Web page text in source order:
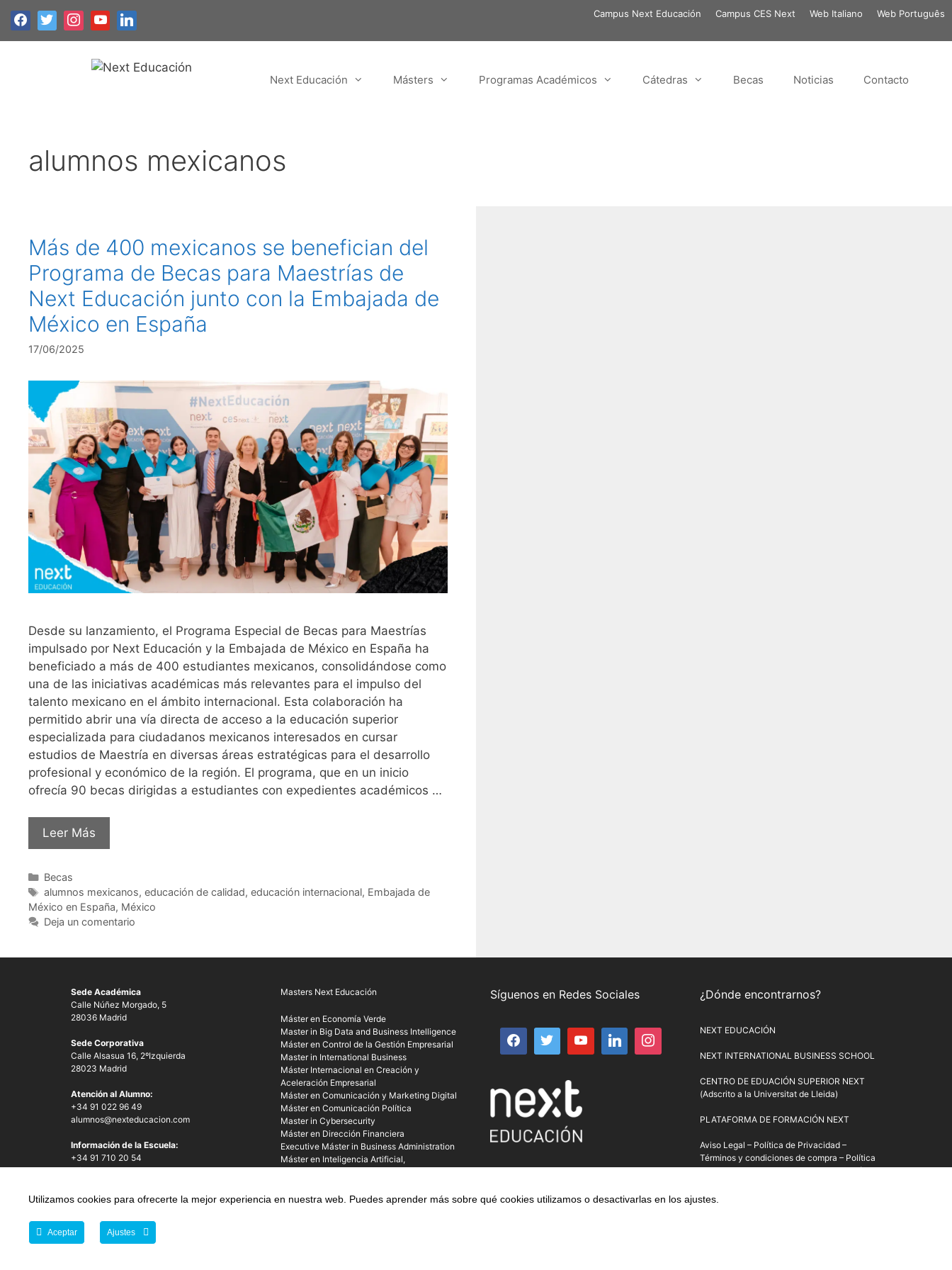
Campus Next Educación Campus CES Next Web Italiano Web Português
Next Educación Másters Programas Académicos Cátedras Becas Noticias Contacto
alumnos mexicanos
Más de 400 mexicanos se benefician del
Programa de Becas para Maestrías de
Next Educación junto con la Embajada de
México en España
17/06/2025
Desde su lanzamiento, el Programa Especial de Becas para Maestrías
impulsado por Next Educación y la Embajada de México en España ha
beneficiado a más de 400 estudiantes mexicanos, consolidándose como
una de las iniciativas académicas más relevantes para el impulso del
talento mexicano en el ámbito internacional. Esta colaboración ha
permitido abrir una vía directa de acceso a la educación superior
especializada para ciudadanos mexicanos interesados en cursar
estudios de Maestría en diversas áreas estratégicas para el desarrollo
profesional y económico de la región. El programa, que en un inicio
ofrecía 90 becas dirigidas a estudiantes con expedientes académicos …
Leer Más
Becas
alumnos mexicanos, educación de calidad, educación internacional, Embajada de
México en España, México
Deja un comentario
Sede Académica
Calle Núñez Morgado, 5
28036 Madrid
Sede Corporativa
Calle Alsasua 16, 2ºIzquierda
28023 Madrid
Atención al Alumno:
+34 91 022 96 49
alumnos@nexteducacion.com
Información de la Escuela:
+34 91 710 20 54
info@nexteducacion.com
Masters Next Educación
Máster en Economía Verde
Master in Big Data and Business Intelligence
Máster en Control de la Gestión Empresarial
Master in International Business
Máster Internacional en Creación y
Aceleración Empresarial
Máster en Comunicación y Marketing Digital
Máster en Comunicación Política
Master in Cybersecurity
Máster en Dirección Financiera
Executive Máster in Business Administration
Máster en Inteligencia Artificial,
Pasarela de pago
Síguenos en Redes Sociales ¿Dónde encontrarnos?
NEXT EDUCACIÓN
NEXT INTERNATIONAL BUSINESS SCHOOL
CENTRO DE EDUACIÓN SUPERIOR NEXT
(Adscrito a la Universitat de Lleida)
PLATAFORMA DE FORMACIÓN NEXT
Aviso Legal – Política de Privacidad –
Términos y condiciones de compra – Política
de Precios–Normativa de Next Educación–
Utilizamos cookies para ofrecerte la mejor experiencia en nuestra web. Puedes aprender más sobre qué cookies utilizamos o desactivarlas en los ajustes
Aceptar Ajustes